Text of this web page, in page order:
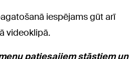
iespējams gūt arī
videoklipā.
patiesajiem stāstiem un